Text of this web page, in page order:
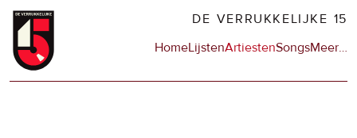
Overslaan
naar
DE VERRUKKELIJKE 15
Hoofdnavigatie
HomeLijstenArtiestenSongsMeerop
…